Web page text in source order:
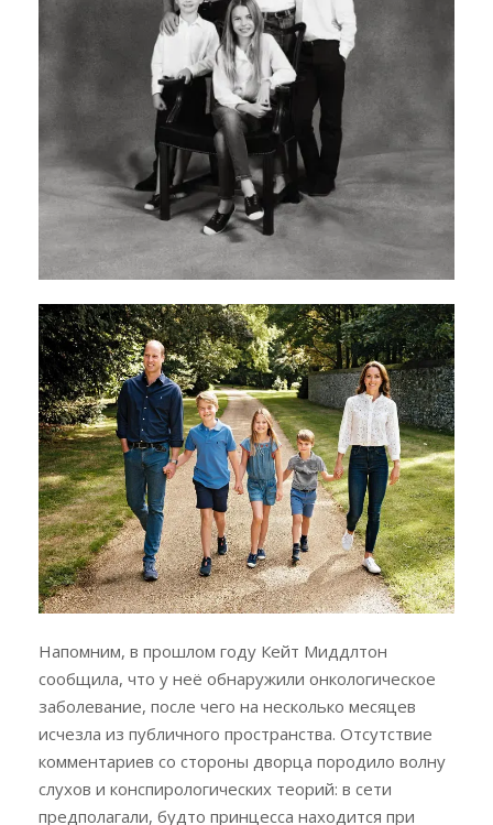
Напомним, в прошлом году Кейт Миддлтон
сообщила, что у неё обнаружили онкологическое
заболевание, после чего на несколько месяцев
исчезла из публичного пространства. Отсутствие
комментариев со стороны дворца породило волну
слухов и конспирологических теорий: в сети
предполагали, будто принцесса находится при